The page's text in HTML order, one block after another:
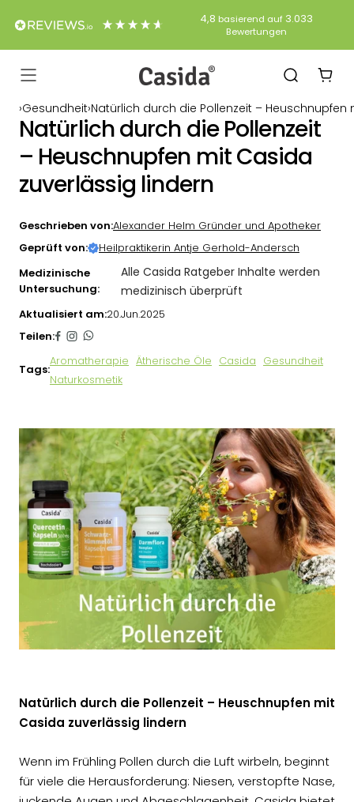
zum
Inhalt
4,8 basierend auf 3.033
Bewertungen
Navigation Casida
›Gesundheit›Natürlich durch die Pollenzeit –
Natürlich durch die Pollenzeit
– Heuschnupfen mit Casida
zuverlässig lindern
Geschrieben von:Alexander Helm Gründer und Apotheker
Geprüft von:
Heilpraktikerin Antje Gerhold-Andersch
Medizinische
Untersuchung:
Alle Casida Ratgeber Inhalte werden
medizinisch überprüft
Aktualisiert am:20.Jun.2025
Teilen:
Tags:
Aromatherapie Ätherische Öle Casida Gesundheit
Naturkosmetik
Natürlich durch die Pollenzeit – Heuschnupfen mit
Casida zuverlässig lindern
Wenn im Frühling Pollen durch die Luft wirbeln, beginnt
für viele die Herausforderung: Niesen, verstopfte Nase,